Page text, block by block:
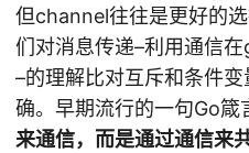
但channel往往是更好的
们对消息传递–利用通信
–的理解比对互斥和条件
确。早期流行的一句Go箴
来通信，而是通过通信来